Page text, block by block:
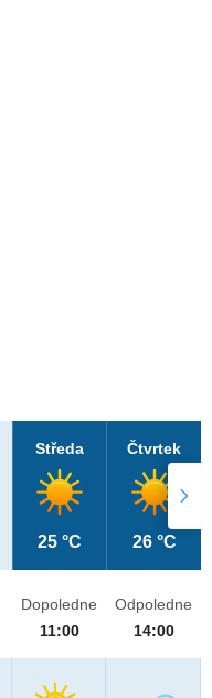
Středa
25 °C
Čtvrtek
26 °C
Dopoledne
11:00
Odpoledne
14:00